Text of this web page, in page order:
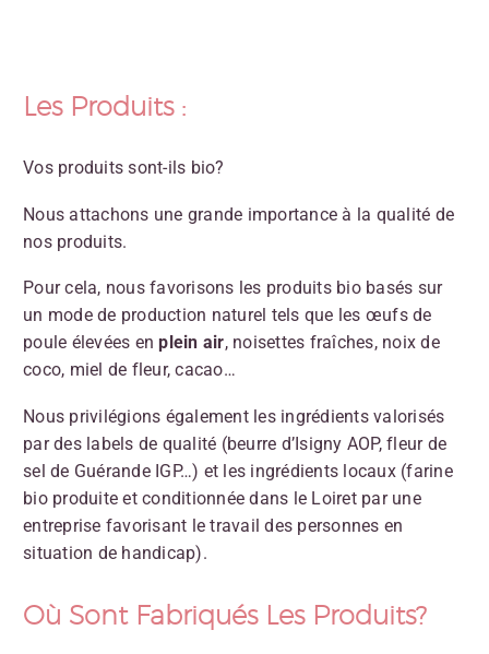
Les Produits :
Vos produits sont-ils bio?
Nous attachons une grande importance à la qualité de
nos produits.
Pour cela, nous favorisons les produits bio basés sur
un mode de production naturel tels que les œufs de
poule élevées enplein air, noisettes fraîches, noix de
coco, miel de fleur, cacao…
Nous privilégions également les ingrédients valorisés
par des labels de qualité (beurre d’Isigny AOP, fleur de
sel de Guérande IGP…) et les ingrédients locaux (farine
bio produite et conditionnée dans le Loiret par une
entreprise favorisant le travail des personnes en
situation de handicap).
Où Sont Fabriqués Les Produits?